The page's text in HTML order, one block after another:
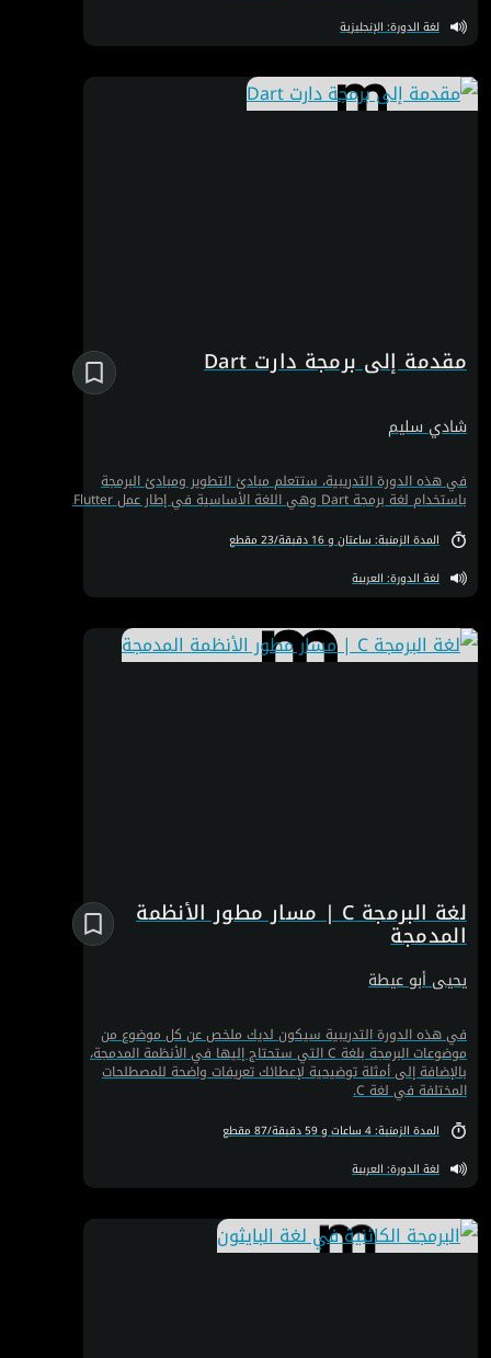
لغة الدورة: الإنجليزية
مقدمة إلى برمجة دارت​ Dart
شادي سليم
في هذه الدورة التدريبية، ستتعلم مبادئ التطوير ومبادئ البرمجة
باستخدام لغة برمجة Dart وهي اللغة الأساسية في إطار عمل Flutter.
المدة الزمنية: ساعتان و 16 دقيقة/23 مقطع
لغة الدورة: العربية
لغة البرمجة C | مسار مطور الأنظمة
المدمجة
يحيى أبو عيطة
في هذه الدورة التدريبية سيكون لديك ملخص عن كل موضوع من
موضوعات البرمجة بلغة C التي ستحتاج إليها في الأنظمة المدمجة،
بالإضافة إلى أمثلة توضيحية لإعطائك تعريفات واضحة للمصطلحات
المختلفة في لغة C.
المدة الزمنية: 4 ساعات و 59 دقيقة/87 مقطع
لغة الدورة: العربية